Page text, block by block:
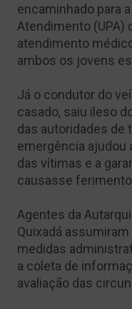
encaminhado para
Atendimento (UPA)
atendimento
ambos os jovens
Já o condutor do
casado, saiu ileso
das autoridades de
emergência ajudou
das vítimas e a
causasse
Agentes da
Quixadá
medidas
a coleta de
avaliação das